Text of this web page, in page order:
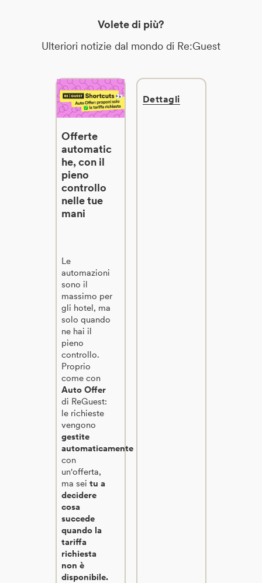
Volete di più?
Ulteriori notizie dal mondo di Re:Guest
Offerte
automatic
he, con il
pieno
controllo
nelle tue
mani
Le
automazioni
sono il
massimo per
gli hotel, ma
solo quando
ne hai il
pieno
controllo.
Proprio
come con
Auto Offer
di ReGuest:
le richieste
vengono
gestite
automaticamente
con
un'offerta,
ma seitu a
decidere
cosa
succede
quando la
tariffa
richiesta
non è
disponibile.
Dettagli